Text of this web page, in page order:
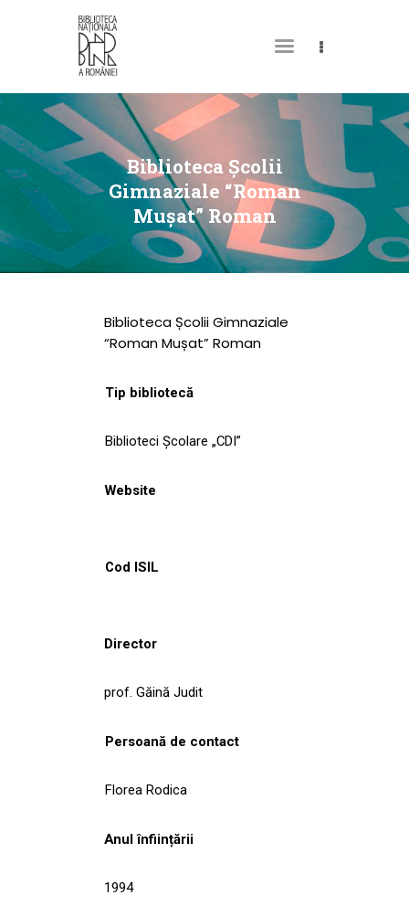
Biblioteca Școlii
Gimnaziale “Roman
Mușat” Roman
DESPRE NOI
PERMISUL MEU DE
BIBLIOTECĂ
CATALOAGE ȘI
COLECȚII
BIBLIOTECA DIGITALĂ
EVENIMENTE
CULTURALE
NOUTĂȚI
Biblioteca Școlii Gimnaziale
“Roman Mușat” Roman
Tip bibliotecă
Biblioteci Școlare „CDI”
Website
Cod ISIL
Director
prof. Găină Judit
Persoană de contact
Florea Rodica
Anul înființării
1994